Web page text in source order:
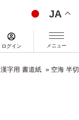
JA
ログイン メニュー
漢字用 書道紙 » 空海 半切